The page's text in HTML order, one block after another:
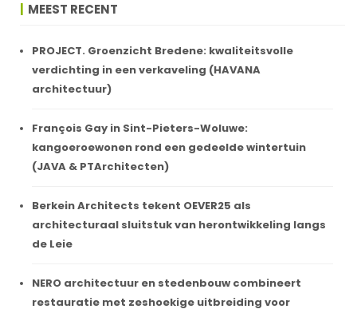
MEEST RECENT
PROJECT. Groenzicht Bredene: kwaliteitsvolle
verdichting in een verkaveling (HAVANA
architectuur)
François Gay in Sint-Pieters-Woluwe:
kangoeroewonen rond een gedeelde wintertuin
(JAVA & PTArchitecten)
Berkein Architects tekent OEVER25 als
architecturaal sluitstuk van herontwikkeling langs
de Leie
NERO architectuur en stedenbouw combineert
restauratie met zeshoekige uitbreiding voor